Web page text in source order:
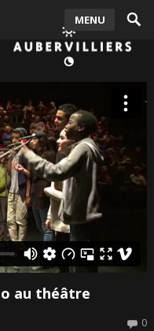
MENU
au théâtre
0